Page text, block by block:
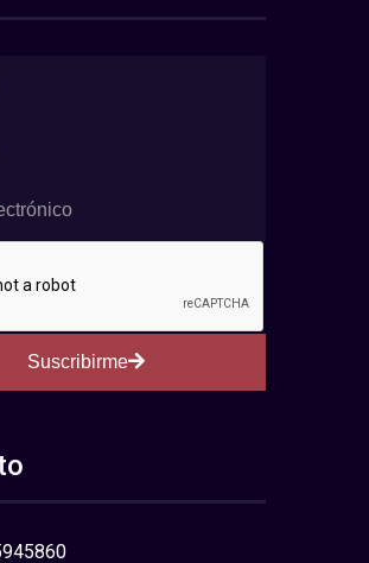
Suscribirme